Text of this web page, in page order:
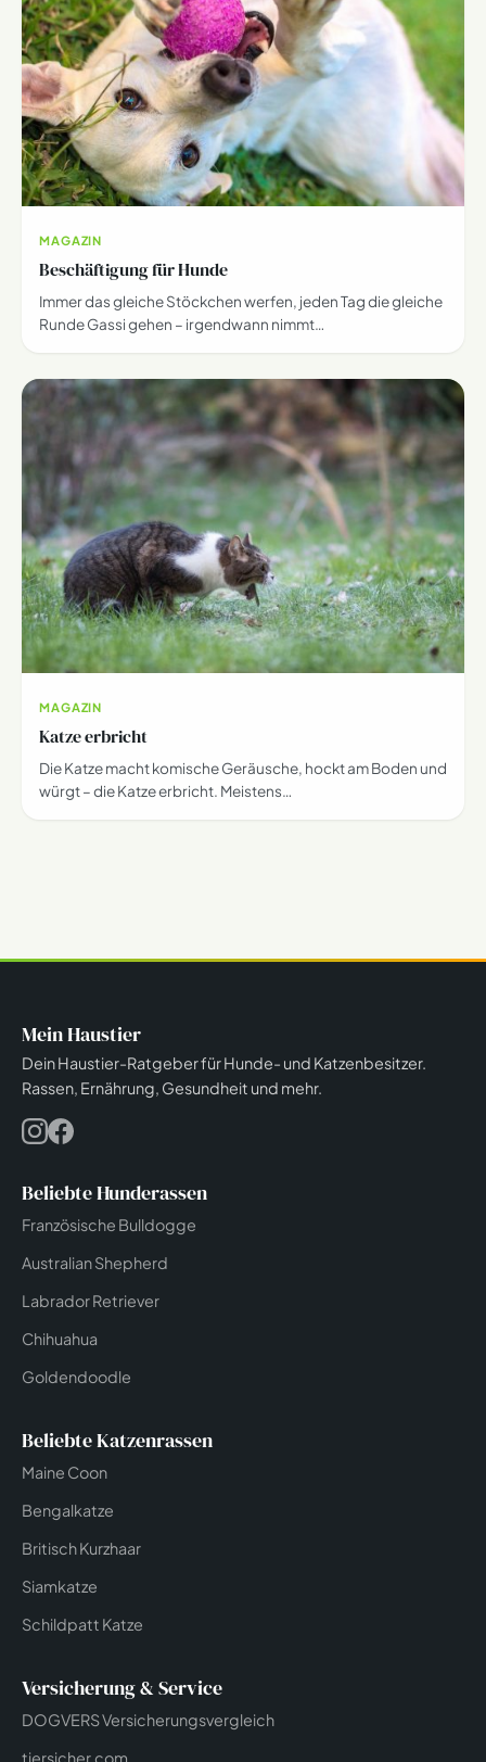
MAGAZIN
Beschäftigung für Hunde
Immer das gleiche Stöckchen werfen, jeden Tag die gleiche
Runde Gassi gehen – irgendwann nimmt…
MAGAZIN
Katze erbricht
Die Katze macht komische Geräusche, hockt am Boden und
würgt – die Katze erbricht. Meistens…
Mein Haustier
Dein Haustier-Ratgeber für Hunde- und Katzenbesitzer.
Rassen, Ernährung, Gesundheit und mehr.
Beliebte Hunderassen
Französische Bulldogge
Australian Shepherd
Labrador Retriever
Chihuahua
Goldendoodle
Beliebte Katzenrassen
Maine Coon
Bengalkatze
Britisch Kurzhaar
Siamkatze
Schildpatt Katze
Versicherung & Service
DOGVERS Versicherungsvergleich
tiersicher.com